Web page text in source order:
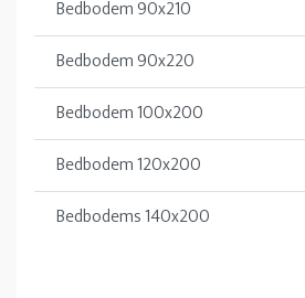
Bedbodem 90x210
Bedbodem 90x220
Bedbodem 100x200
Bedbodem 120x200
Bedbodems 140x200